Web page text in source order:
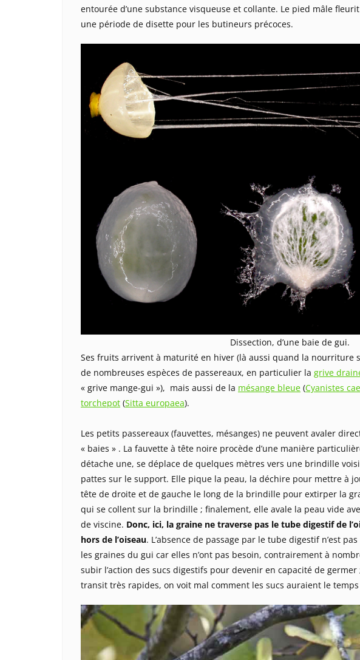
entourée d’une substance visqueuse et collante. Le pied mâle
une période de disette pour les butineurs précoces.
Dissection, d’une baie de gui.
Ses fruits arrivent à maturité en hiver (là aussi quand la nourriture
de nombreuses espèces de passereaux, en particulier la grive
« grive mange-gui »), mais aussi de la mésange bleue (Cyanistes
torchepot (Sitta europaea).
Les petits passereaux (fauvettes, mésanges) ne peuvent avaler
« baies » . La fauvette à tête noire procède d’une manière
détache une, se déplace de quelques mètres vers une brindille
pattes sur le support. Elle pique la peau, la déchire pour mettre à
tête de droite et de gauche le long de la brindille pour extirper la
qui se collent sur la brindille ; finalement, elle avale la peau vide
de viscine. Donc, ici, la graine ne traverse pas le tube digestif de
hors de l’oiseau. L’absence de passage par le tube digestif n’est
les graines du gui car elles n’ont pas besoin, contrairement à
subir l’action des sucs digestifs pour devenir en capacité de germer
transit très rapides, on voit mal comment les sucs auraient le temps